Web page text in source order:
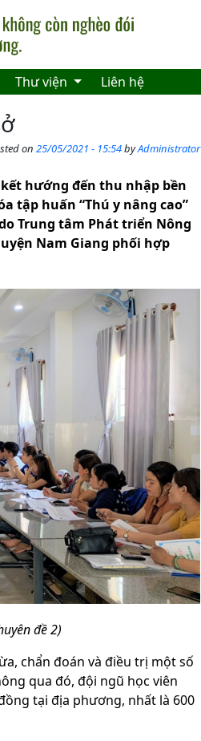
Thư viện Liên hệ
on 25/05/2021 - 15:54byAdministrator
hướng đến thu nhập bền
tập huấn “Thú y nâng cao”
Trung tâm Phát triển Nông
Nam Giang phối hợp
đề 2)
chẩn đoán và điều trị một số
qua đó, đội ngũ học viên
tại địa phương, nhất là 600